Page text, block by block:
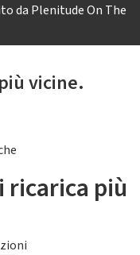
da Plenitude On The
vicine.
ricarica più